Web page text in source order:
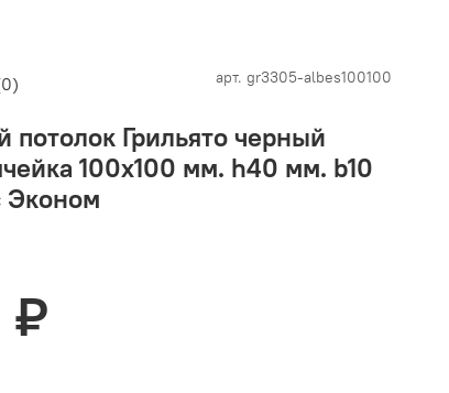
арт. gr3305-albes100100
потолок Грильято черный
100х100 мм. h40 мм. b10
Эконом
₽